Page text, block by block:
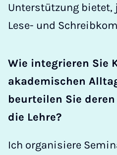
Unterstützung bietet,
Lese- und
Wie integrieren Sie
akademischen
beurteilen Sie
die Lehre?
Ich organisiere